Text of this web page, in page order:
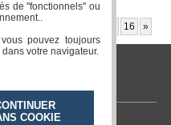
16 »
de "fonctionnels" ou
pouvez toujours
votre navigateur.
COOKIE